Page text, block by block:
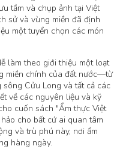
tầm và chụp ảnh tại Việt
sử và vùng miền đã định
một tuyển chọn các món
làm theo giới thiệu một loạt
miền chính của đất nước—từ
Cửu Long và tất cả các
về các nguyên liệu và kỹ
cuốn sách "Ẩm thực Việt
cho bất cứ ai quan tâm
và trù phú này, nơi ẩm
hàng ngày.